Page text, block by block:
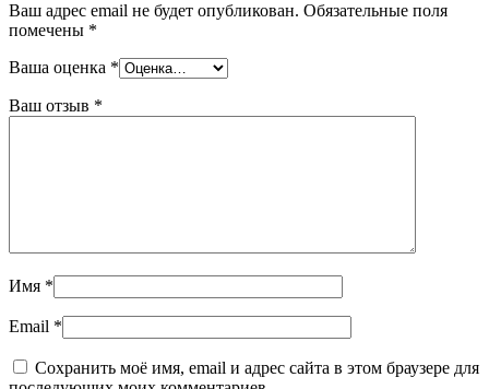
Ваш адрес email не будет опубликован. Обязательные поля
помечены *
Ваша оценка *
Ваш отзыв *
Имя *
Email *
Сохранить моё имя, email и адрес сайта в этом браузере для